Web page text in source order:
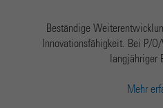
Beständige
Innovationsfähigkeit. Bei P/
langjähriger
Mehr